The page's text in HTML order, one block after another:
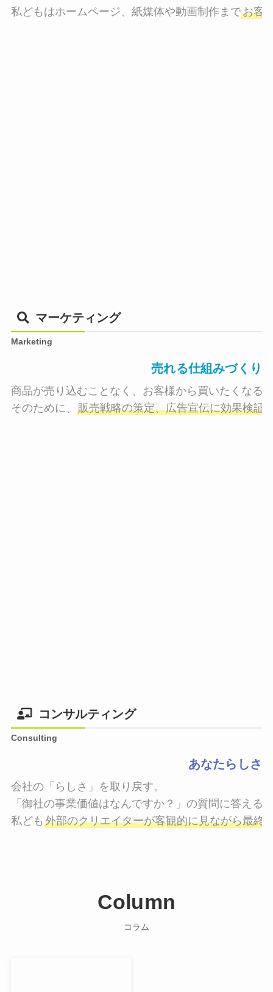
私どもはホームページ、紙媒体や動画制作までお客
マーケティング
Marketing
売れる仕組みづくり
商品が売り込むことなく、お客様から買いたくなる
そのために、 販売戦略の策定、広告宣伝に効果検証
コンサルティング
Consulting
あなたらしさ
会社の「らしさ」を取り戻す。
「御社の事業価値はなんですか？」の質問に答える
私ども 外部のクリエイターが客観的に見ながら最終
Column
コラム